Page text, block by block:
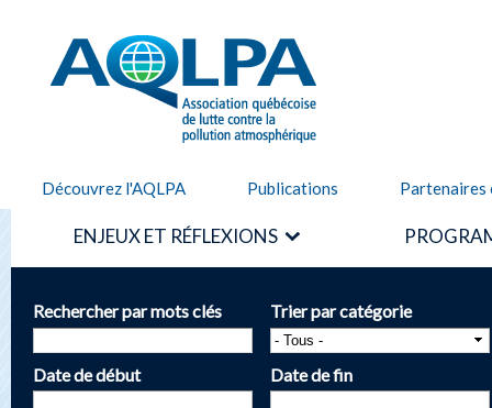
AQLPA
Découvrez l'AQLPA Publications Partenaires
ENJEUX ET RÉFLEXIONS
Rechercher par mots clés Trier par catégorie
Date de début
Date de fin